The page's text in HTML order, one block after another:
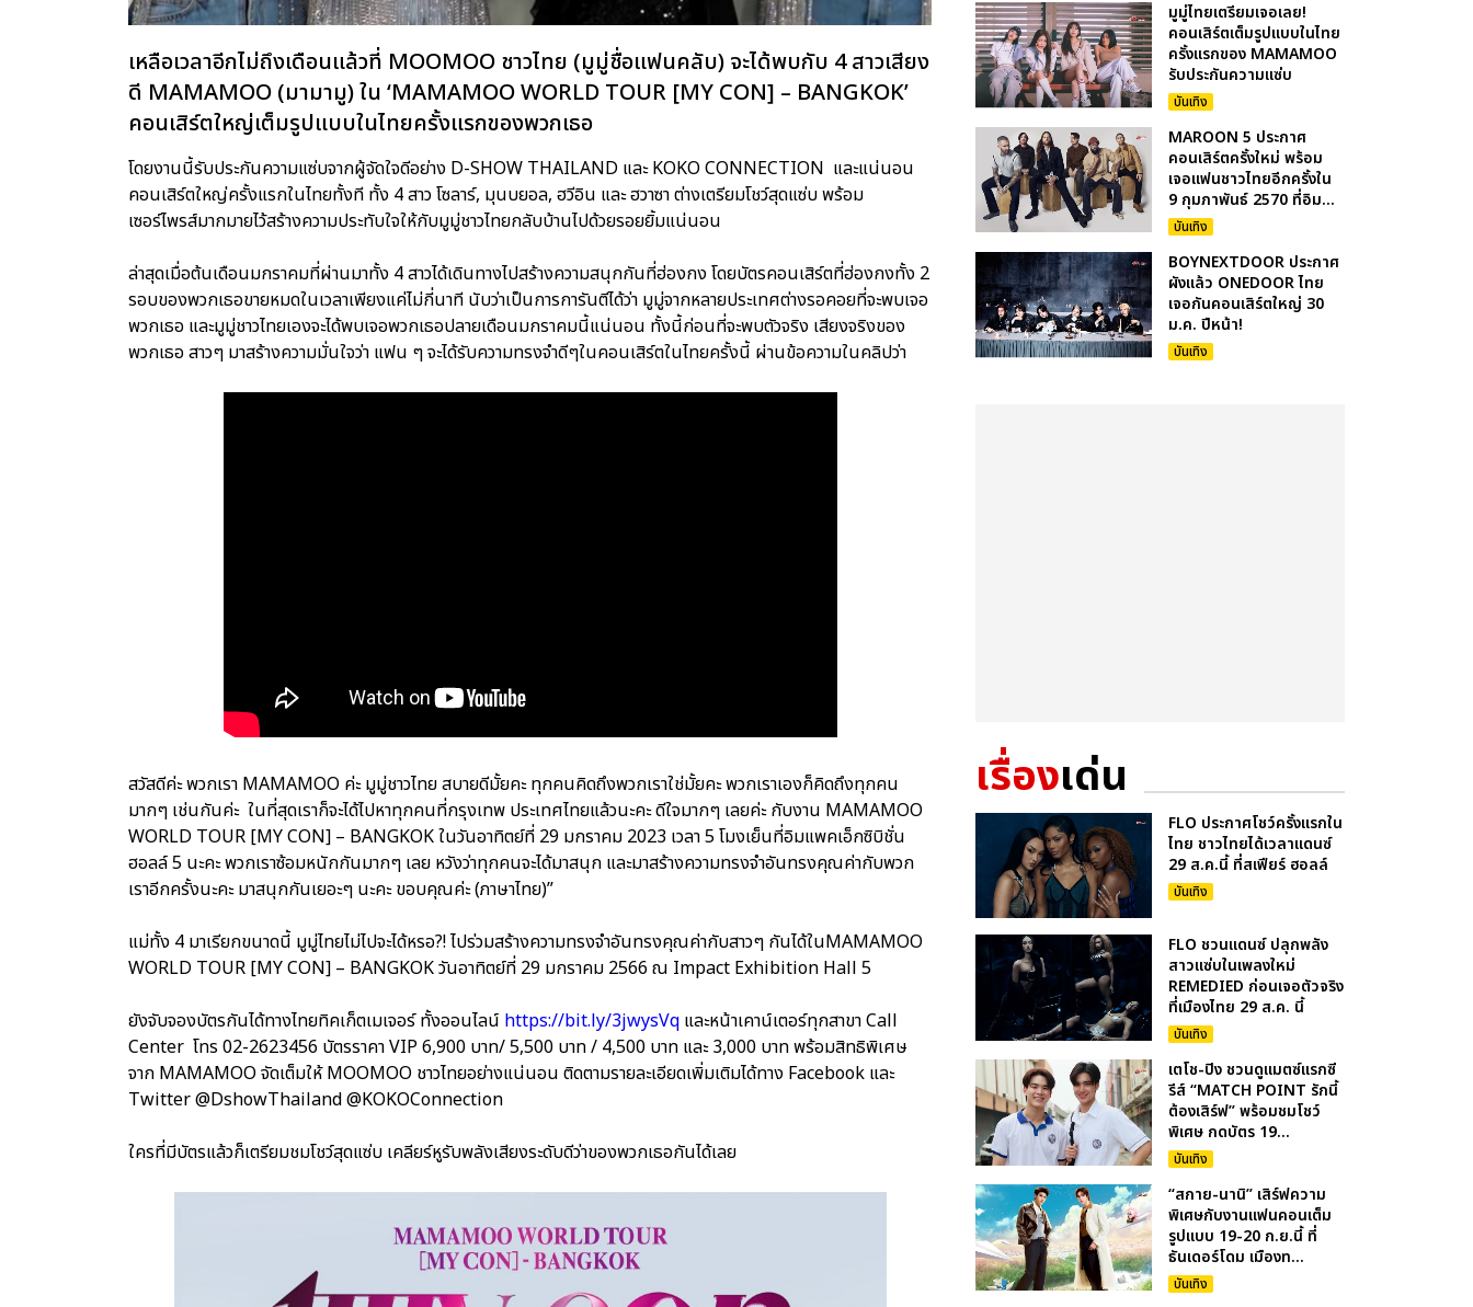
เหลือเวลาอีกไม่ถึงเดือนแล้วที่ MOOMOO ชาวไทย (มูมู่ชื่อแฟนคลับ) จะได้พบกับ 4 สาวเสียง
ดี MAMAMOO (มามามู) ใน ‘MAMAMOO WORLD TOUR [MY CON] – BANGKOK’
คอนเสิร์ตใหญ่เต็มรูปแบบในไทยครั้งแรกของพวกเธอ
โดยงานนี้รับประกันความแซ่บจากผู้จัดใจดีอย่าง D-SHOW THAILAND และ KOKO CONNECTION และแน่นอน
คอนเสิร์ตใหญ่ครั้งแรกในไทยทั้งที ทั้ง 4 สาว โซลาร์, มุนบยอล, ฮวีอิน และ ฮวาซา ต่างเตรียมโชว์สุดแซ่บ พร้อม
เซอร์ไพรส์มากมายไว้สร้างความประทับใจให้กับมูมู่ชาวไทยกลับบ้านไปด้วยรอยยิ้มแน่นอน
ล่าสุดเมื่อต้นเดือนมกราคมที่ผ่านมาทั้ง 4 สาวได้เดินทางไปสร้างความสนุกกันที่ฮ่องกง โดยบัตรคอนเสิร์ตที่ฮ่องกงทั้ง 2
รอบของพวกเธอขายหมดในเวลาเพียงแค่ไม่กี่นาที นับว่าเป็นการการันตีได้ว่า มูมู่จากหลายประเทศต่างรอคอยที่จะพบเจอ
พวกเธอ และมูมู่ชาวไทยเองจะได้พบเจอพวกเธอปลายเดือนมกราคมนี้แน่นอน ทั้งนี้ก่อนที่จะพบตัวจริง เสียงจริงของ
พวกเธอ สาวๆ มาสร้างความมั่นใจว่า แฟน ๆ จะได้รับความทรงจำดีๆในคอนเสิร์ตในไทยครั้งนี้ ผ่านข้อความในคลิปว่า
สวัสดีค่ะ พวกเรา MAMAMOO ค่ะ มูมู่ชาวไทย สบายดีมั้ยคะ ทุกคนคิดถึงพวกเราใช่มั้ยคะ พวกเราเองก็คิดถึงทุกคน
มากๆ เช่นกันค่ะ ในที่สุดเราก็จะได้ไปหาทุกคนที่กรุงเทพ ประเทศไทยแล้วนะคะ ดีใจมากๆ เลยค่ะ กับงาน MAMAMOO
WORLD TOUR [MY CON] – BANGKOK ในวันอาทิตย์ที่ 29 มกราคม 2023 เวลา 5 โมงเย็นที่อิมแพคเอ็กซิบิชั่น
ฮอลล์ 5 นะคะ พวกเราซ้อมหนักกันมากๆ เลย หวังว่าทุกคนจะได้มาสนุก และมาสร้างความทรงจำอันทรงคุณค่ากับพวก
เราอีกครั้งนะคะ มาสนุกกันเยอะๆ นะคะ ขอบคุณค่ะ (ภาษาไทย)”
แม่ทั้ง 4 มาเรียกขนาดนี้ มูมู่ไทยไม่ไปจะได้หรอ?! ไปร่วมสร้างความทรงจำอันทรงคุณค่ากับสาวๆ กันได้ในMAMAMOO
WORLD TOUR [MY CON] – BANGKOK วันอาทิตย์ที่ 29 มกราคม 2566 ณ Impact Exhibition Hall 5
ยังจับจองบัตรกันได้ทางไทยทิคเก็ตเมเจอร์ ทั้งออนไลน์ https://bit.ly/3jwysVq และหน้าเคาน์เตอร์ทุกสาขา Call
Center โทร 02-2623456 บัตรราคา VIP 6,900 บาท/ 5,500 บาท / 4,500 บาท และ 3,000 บาท พร้อมสิทธิพิเศษ
จาก MAMAMOO จัดเต็มให้ MOOMOO ชาวไทยอย่างแน่นอน ติดตามรายละเอียดเพิ่มเติมได้ทาง Facebook และ
Twitter @DshowThailand @KOKOConnection
ใครที่มีบัตรแล้วก็เตรียมชมโชว์สุดแซ่บ เคลียร์หูรับพลังเสียงระดับดีว่าของพวกเธอกันได้เลย
มูมู่ไทยเตรียมเจอเลย!
คอนเสิร์ตเต็มรูปแบบในไทย
ครั้งแรกของ MAMAMOO
รับประกันความแซ่บ
บันเทิง
MAROON 5 ประกาศ
คอนเสิร์ตครั้งใหม่ พร้อม
เจอแฟนชาวไทยอีกครั้งใน
9 กุมภาพันธ์ 2570 ที่อิม...
บันเทิง
BOYNEXTDOOR ประกาศ
ผังแล้ว ONEDOOR ไทย
เจอกันคอนเสิร์ตใหญ่ 30
ม.ค. ปีหน้า!
บันเทิง
เรื่องเด่น
FLO ประกาศโชว์ครั้งแรกใน
ไทย ชาวไทยได้เวลาแดนซ์
29 ส.ค.นี้ ที่สเฟียร์ ฮอลล์
บันเทิง
FLO ชวนแดนซ์ ปลุกพลัง
สาวแซ่บในเพลงใหม่
REMEDIED ก่อนเจอตัวจริง
ที่เมืองไทย 29 ส.ค. นี้
บันเทิง
เตโช-ปิง ชวนดูแมตซ์แรกซี
รีส์ “MATCH POINT รักนี้
ต้องเสิร์ฟ” พร้อมชมโชว์
พิเศษ กดบัตร 19...
บันเทิง
“สกาย-นานิ” เสิร์ฟความ
พิเศษกับงานแฟนคอนเต็ม
รูปแบบ 19-20 ก.ย.นี้ ที่
ธันเดอร์โดม เมืองท...
บันเทิง